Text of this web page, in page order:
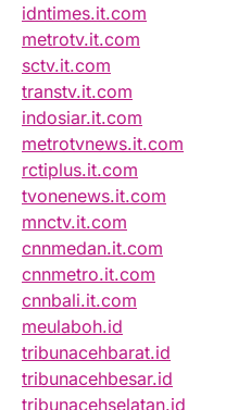
idntimes.it.com
metrotv.it.com
sctv.it.com
transtv.it.com
indosiar.it.com
metrotvnews.it.com
rctiplus.it.com
tvonenews.it.com
mnctv.it.com
cnnmedan.it.com
cnnmetro.it.com
cnnbali.it.com
meulaboh.id
tribunacehbarat.id
tribunacehbesar.id
tribunacehselatan.id